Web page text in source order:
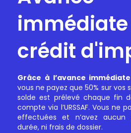
crédit
Grâce à l’avance
vous ne payez que 50% sur vos
solde est prélevé chaque fin
compte via l’URSSAF. Vous ne
effectuées et n’avez aucun
durée, ni frais de dossier.